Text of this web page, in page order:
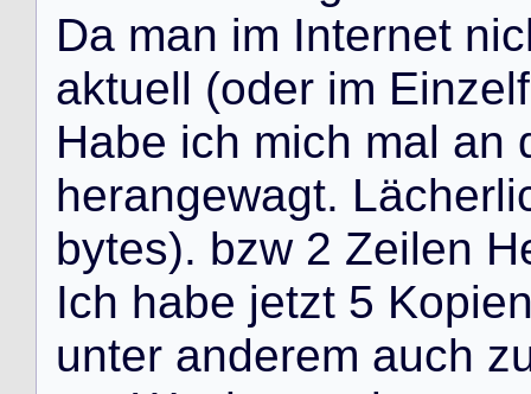
Da man im Internet nic
aktuell (oder im Einzelf
Habe ich mich mal an
herangewagt. Lächerli
bytes). bzw 2 Zeilen H
Ich habe jetzt 5 Kopie
unter anderem auch z